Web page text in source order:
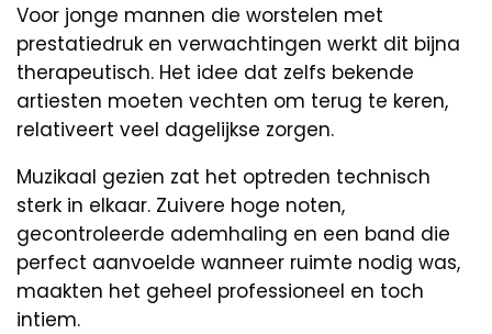
Voor jonge mannen die worstelen met
prestatiedruk en verwachtingen werkt dit bijna
therapeutisch. Het idee dat zelfs bekende
artiesten moeten vechten om terug te keren,
relativeert veel dagelijkse zorgen.
Muzikaal gezien zat het optreden technisch
sterk in elkaar. Zuivere hoge noten,
gecontroleerde ademhaling en een band die
perfect aanvoelde wanneer ruimte nodig was,
maakten het geheel professioneel en toch
intiem.